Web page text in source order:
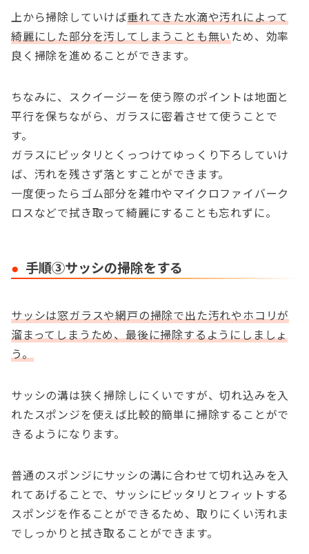
上から掃除していけば垂れてきた水滴や汚れによって
綺麗にした部分を汚してしまうことも無いため、効率
良く掃除を進めることができます。
ちなみに、スクイージーを使う際のポイントは地面と
平行を保ちながら、ガラスに密着させて使うことで
す。
ガラスにピッタリとくっつけてゆっくり下ろしていけ
ば、汚れを残さず落とすことができます。
一度使ったらゴム部分を雑巾やマイクロファイバーク
ロスなどで拭き取って綺麗にすることも忘れずに。
手順③サッシの掃除をする
サッシは窓ガラスや網戸の掃除で出た汚れやホコリが
溜まってしまうため、最後に掃除するようにしましょ
う。
サッシの溝は狭く掃除しにくいですが、切れ込みを入
れたスポンジを使えば比較的簡単に掃除することがで
きるようになります。
普通のスポンジにサッシの溝に合わせて切れ込みを入
れてあげることで、サッシにピッタリとフィットする
スポンジを作ることができるため、取りにくい汚れま
でしっかりと拭き取ることができます。